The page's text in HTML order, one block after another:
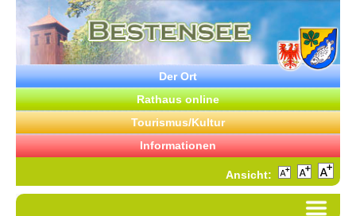
Der Ort
Rathaus online
Tourismus/Kultur
Informationen
Ansicht: